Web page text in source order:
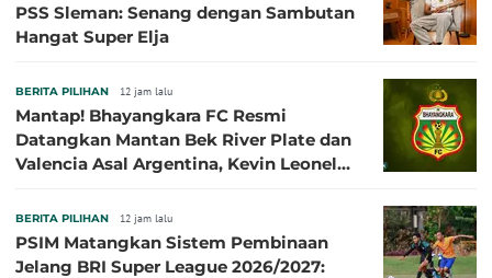
PSS Sleman: Senang dengan Sambutan
Hangat Super Elja
BERITA PILIHAN 12 jam lalu
Mantap! Bhayangkara FC Resmi
Datangkan Mantan Bek River Plate dan
Valencia Asal Argentina, Kevin Leonel
BERITA PILIHAN 12 jam lalu
PSIM Matangkan Sistem Pembinaan
Jelang BRI Super League 2026/2027: